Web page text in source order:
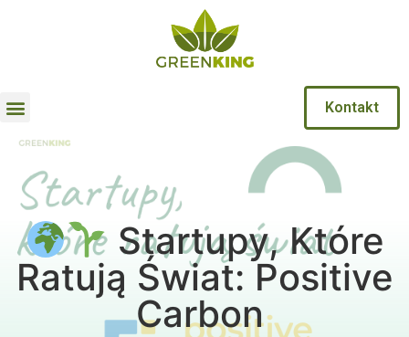
Kontakt
Startupy, Które
Ratują Świat: Positive
Carbon